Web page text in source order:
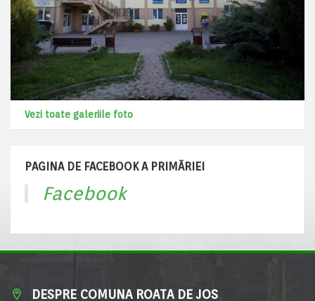
Vezi toate galeriile foto
PAGINA DE FACEBOOK A PRIMĂRIEI
Facebook
DESPRE COMUNA ROATA DE JOS